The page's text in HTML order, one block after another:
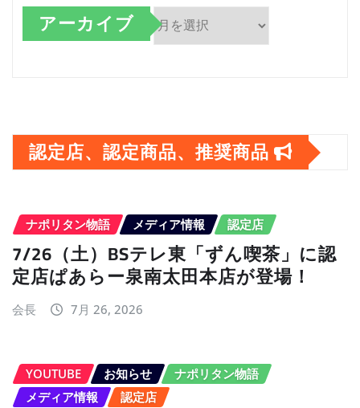
アーカイブ
イ
ブ
認定店、認定商品、推奨商品
ナポリタン物語 メディア情報 認定店
7/26（土）BSテレ東「ずん喫茶」に認
定店ぱあらー泉南太田本店が登場！
会長 7月 26, 2026
YOUTUBE お知らせ
ナポリタン物語
メディア情報
認定店